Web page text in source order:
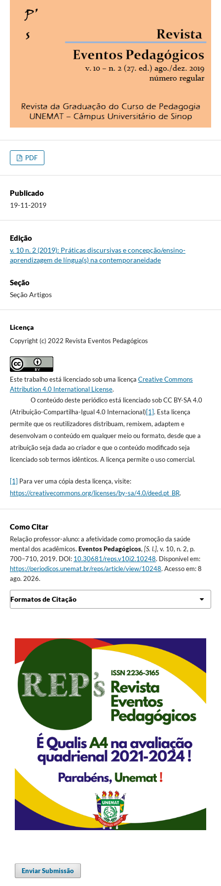
PDF
Publicado
19-11-2019
Edição
v. 10 n. 2 (2019): Práticas discursivas e concepção/ensino-
aprendizagem de língua(s) na contemporaneidade
Seção
Seção Artigos
Licença
Copyright (c) 2022 Revista Eventos Pedagógicos
Este trabalho está licenciado sob uma licença Creative Commons
Attribution 4.0 International License.
O conteúdo deste periódico está licenciado sob CC BY-SA 4.0
(Atribuição-Compartilha-Igual 4.0 Internacional)[1]. Esta licença
permite que os reutilizadores distribuam, remixem, adaptem e
desenvolvam o conteúdo em qualquer meio ou formato, desde que a
atribuição seja dada ao criador e que o conteúdo modificado seja
licenciado sob termos idênticos. A licença permite o uso comercial.
[1] Para ver uma cópia desta licença, visite:
https://creativecommons.org/licenses/by-sa/4.0/deed.pt_BR.
Como Citar
Relação professor-aluno: a afetividade como promoção da saúde
mental dos acadêmicos. Eventos Pedagógicos, [S. l.], v. 10, n. 2, p.
700–710, 2019. DOI: 10.30681/reps.v10i2.10248. Disponível em:
https://periodicos.unemat.br/reps/article/view/10248. Acesso em: 8
ago. 2026.
Formatos de Citação
Enviar Submissão